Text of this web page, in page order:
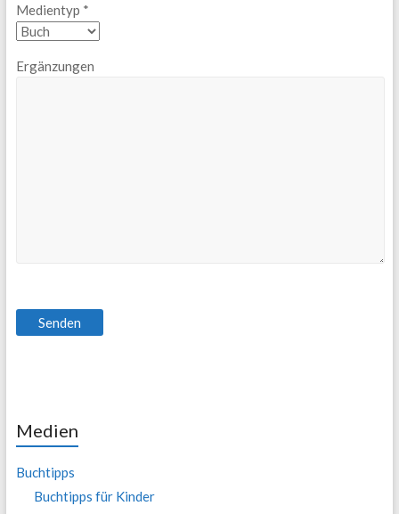
Medientyp *
Ergänzungen
Medien
Buchtipps
Buchtipps für Kinder